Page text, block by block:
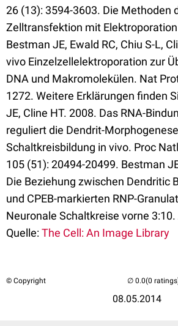
26 (13): 3594-3603. Die Methoden
Zelltransfektion mit
Bestman JE, Ewald RC, Chiu S-L,
vivo Einzelzellelektroporation zur
DNA und Makromolekülen. Nat
1272. Weitere Erklärungen finden
JE, Cline HT. 2008. Das RNA-
reguliert die Dendrit-
Schaltkreisbildung in vivo. Proc
105 (51): 20494-20499. Bestman
Die Beziehung zwischen Dendritic
und CPEB-markierten RNP-
Neuronale Schaltkreise vorne
Quelle:The Cell: An Image Library
© Copyright
08.05.2014
(0